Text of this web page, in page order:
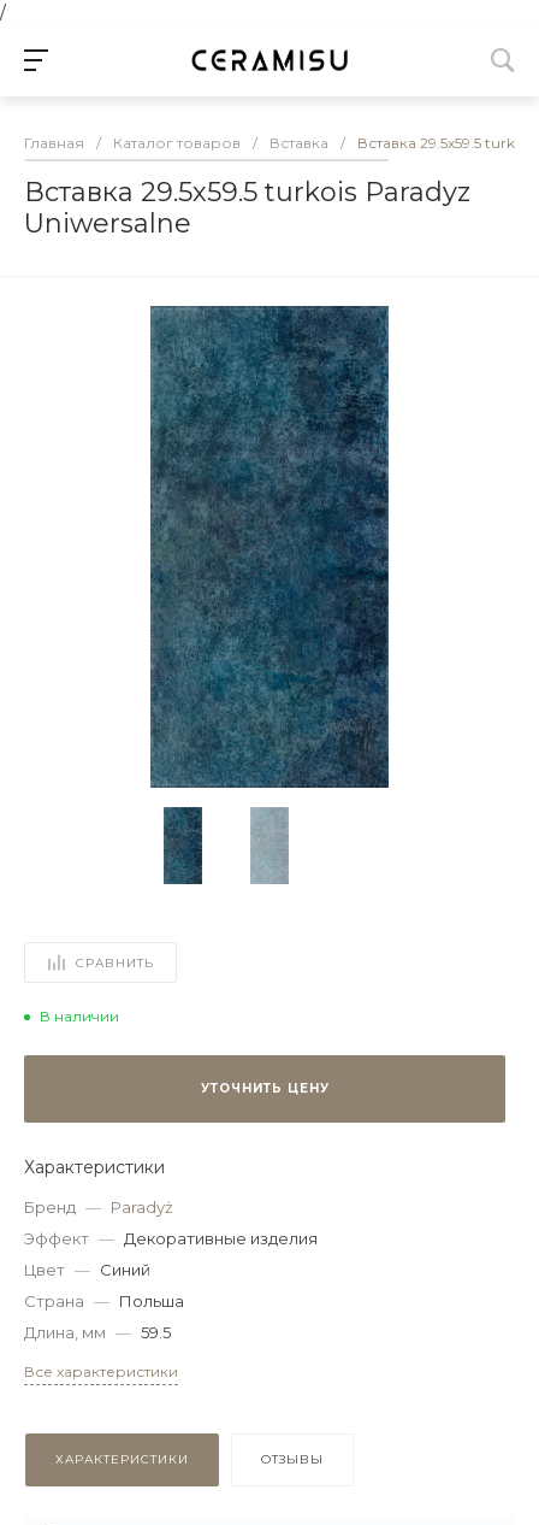
/
Главная / Каталог товаров / Вставка / Вставка 29.5х59.5
Вставка 29.5х59.5 turkois Paradyz
Uniwersalne
СРАВНИТЬ
В наличии
УТОЧНИТЬ ЦЕНУ
Характеристики
Бренд — Paradyż
Эффект — Декоративные изделия
Цвет — Синий
Страна — Польша
Длина, мм — 59.5
Все характеристики
ХАРАКТЕРИСТИКИ ОТЗЫВЫ